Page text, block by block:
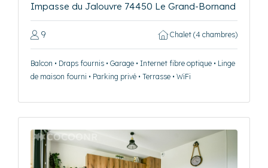
Impasse du Jalouvre 74450 Le Grand-Bornand
9 Chalet (4 chambres)
Balcon • Draps fournis • Garage • Internet fibre optique • Linge
de maison fourni • Parking privé • Terrasse • WiFi